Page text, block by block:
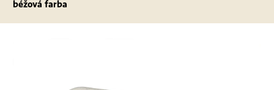
béžová farba